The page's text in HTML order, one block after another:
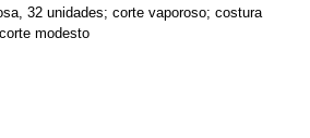
32 unidades; corte vaporoso; costura
modesto